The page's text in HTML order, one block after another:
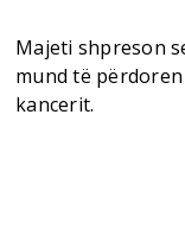
Majeti shpreson
mund të
kancerit.